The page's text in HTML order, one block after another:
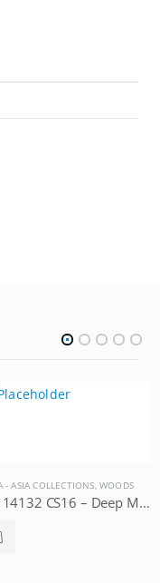
COLLECTIONS,WOODS
AS 14132 CS16 – Deep Master Oak, AICA Asia Collections